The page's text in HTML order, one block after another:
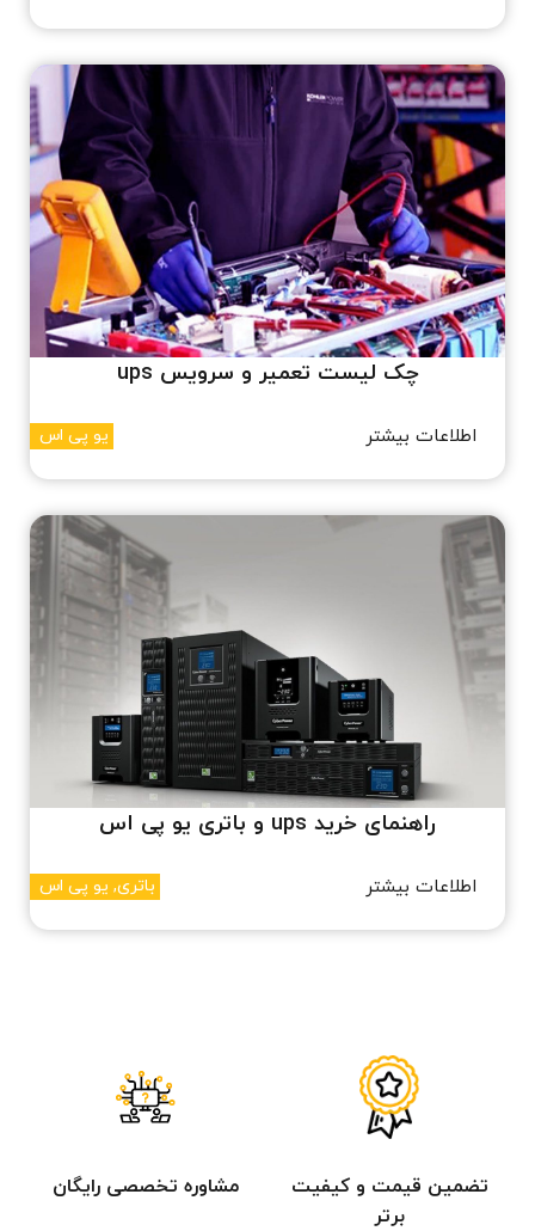
چک لیست تعمیر و سرویس ups
اطلاعات بیشتر یو پی اس
راهنمای خرید ups و باتری یو پی اس
اطلاعات بیشتر باتری, یو پی اس
تضمین قیمت و کیفیت
برتر
مشاوره تخصصی رایگان